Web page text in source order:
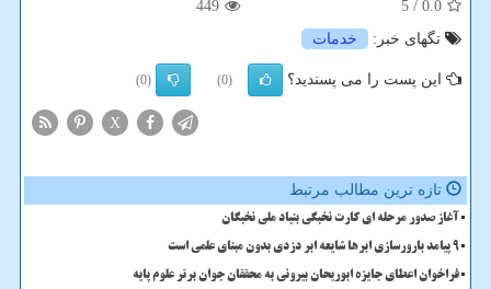
0.0
/ 5
449
تگهای خبر:
خدمات
این پست را می پسندید؟ (0)
(0)
X
تازه ترین مطالب مرتبط
آغاز صدور مرحله ای کارت نخبگی بنیاد ملی نخبگان
9 پیامد بارورسازی ابرها شایعه ابر دزدی بدون مبنای علمی است
فراخوان اعطای جایزه ابوریحان بیرونی به محققان جوان برتر علوم پایه